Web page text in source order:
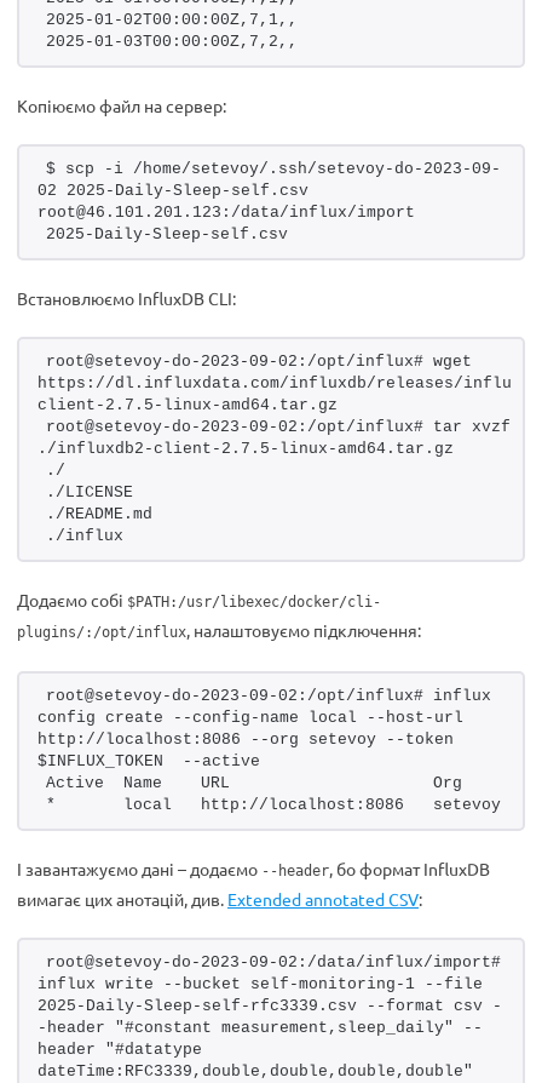
2025-01-02T00:00:00Z,7,1,,
2025-01-03T00:00:00Z,7,2,,
Копіюємо файл на сервер:
$ scp -i /home/setevoy/.ssh/setevoy-do-2023-09-
02 2025-Daily-Sleep-self.csv
root@46.101.201.123:/data/influx/import
2025-Daily-Sleep-self.csv
Встановлюємо InfluxDB CLI:
root@setevoy-do-2023-09-02:/opt/influx# wget
https://dl.influxdata.com/influxdb/releases/
client-2.7.5-linux-amd64.tar.gz
root@setevoy-do-2023-09-02:/opt/influx# tar xvzf
./influxdb2-client-2.7.5-linux-amd64.tar.gz
./
./LICENSE
./README.md
./influx
Додаємо собі $PATH:/usr/libexec/docker/cli-
plugins/:/opt/influx, налаштовуємо підключення:
root@setevoy-do-2023-09-02:/opt/influx# influx
config create --config-name local --host-url
http://localhost:8086 --org setevoy --token
$INFLUX_TOKEN  --active
Active  Name    URL                     Org
*       local   http://localhost:8086   setevoy
І завантажуємо дані – додаємо --header, бо формат InfluxDB
вимагає цих анотацій, див. Extended annotated CSV:
root@setevoy-do-2023-09-02:/data/influx/import#
influx write --bucket self-monitoring-1 --file
2025-Daily-Sleep-self-rfc3339.csv --format csv -
-header "#constant measurement,sleep_daily" --
header "#datatype
dateTime:RFC3339,double,double,double,double"